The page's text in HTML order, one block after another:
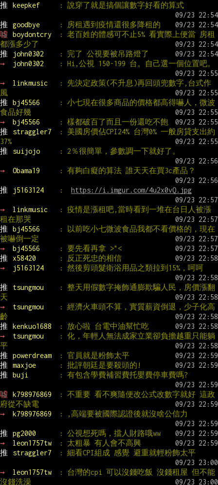
推
keepkef : 說穿了就是搞個讓數字好看的算式
推 goodbye
: 房租遇到疫情還很多降租的
噓
boydontcry
: 老百姓的體感可不止5% 看實際上便當 房租
都漲多少了
推
john0302
: 完了 公視要被吊路燈了
→
john0302 : Hi,公視 150-199 台。自己選一個位置吧。
→ linkmusic
: 先決定政策(不升息)再回頭兜數字,台式作
風
推
bj45566
: 小七現在很多商品的價格都高得嚇人，微波
食品好幾
→
bj45566
: 樣都破百了而且一份還吃不飽
推
straggler7
: 美國房價佔CPI24% 台灣0% 一般房貸支出約
37%
推
suijojo : 2％很簡單，參數調一下就好了。
→ Obama19 : 有夠白癡的算法 誰天天在買3c產品？
推 j5163124 : https://i.imgur.com/4u2x0vQ.jpg
→ linkmusic
: 疫情是漲租吧,當時看到一堆在台日人被漲
租在那哭
推
bj45566
: 以前吃小七微波食品我都不看價格的，現在
被嚇倒一定
→
bj45566
: 要先看再拿 >"<
推
x58420
: 反正死忠的相信
→
j5163124 : 然後剪頭髮衛浴用品之類拉到15%，呵呵
推 tsungmou
: 整天用假數字掩飾通膨欺騙人民，房價漲翻
天
→
tsungmou
: 經濟火車頭不算，實質薪資倒退，少子化高
齡
推
kenkuo1688
: 放心啦 台電中油幫忙吃
→
tsungmou
: 化，年輕人無法成家立業卻負擔越重只能躺
平
推
powerdream
: 官員就是粉飾太平
推
maxjoe
: 批評朝廷是要殺頭的!
推
buji : 有包含學費補習費托嬰費停車費嗎?
噓 k798976869
: 不重要 看不爽隨便改公式改數字就好 這政
府從不缺電
→
k798976869 : ,高端要被國際認證後就沒啥公信力
推 pg2000
: 公視想死嗎，擋人財路哦ww
→
leon1757tw
: 太粗暴 有人會不高興
推
straggler7 : 細看CPI組成 感覺 避重就輕粉飾太平
→ leon1757tw
: 台灣的cpi 可以沒錢吃飯 沒錢租屋 但不能
沒錢洗澡